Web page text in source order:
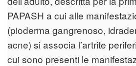
PAPASH a cui alle
(pioderma gangrenoso,
acne) si associa l’artrite
cui sono presenti le